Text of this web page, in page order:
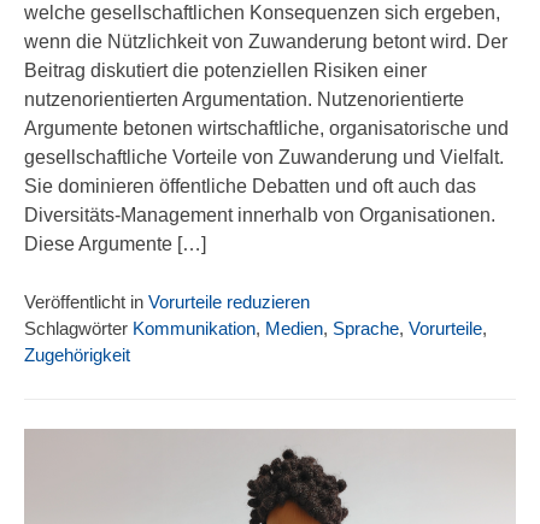
welche gesellschaftlichen Konsequenzen sich ergeben,
wenn die Nützlichkeit von Zuwanderung betont wird. Der
Beitrag diskutiert die potenziellen Risiken einer
nutzenorientierten Argumentation. Nutzenorientierte
Argumente betonen wirtschaftliche, organisatorische und
gesellschaftliche Vorteile von Zuwanderung und Vielfalt.
Sie dominieren öffentliche Debatten und oft auch das
Diversitäts-Management innerhalb von Organisationen.
Diese Argumente […]
Veröffentlicht in Vorurteile reduzieren
Schlagwörter Kommunikation, Medien, Sprache, Vorurteile,
Zugehörigkeit